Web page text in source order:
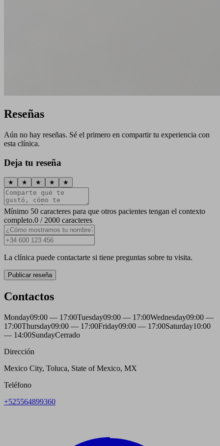
Reseñas
Aún no hay reseñas. Sé el primero en compartir tu experiencia con
esta clínica.
Deja tu reseña
★ ★ ★ ★ ★
Mínimo 50 caracteres para que otros pacientes tengan el contexto
completo.0 / 2000 caracteres
La clínica puede contactarte si tiene preguntas sobre tu visita.
Publicar reseña
Contactos
Monday09:00 — 17:00Tuesday09:00 — 17:00Wednesday09:00 —
17:00Thursday09:00 — 17:00Friday09:00 — 17:00Saturday10:00
— 14:00SundayCerrado
Dirección
Mexico City, Toluca, State of Mexico, MX
Teléfono
+525564899360